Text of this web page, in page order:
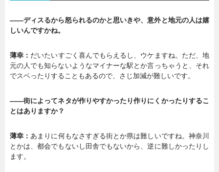
——ディスるから怒られるのかと思いきや、意外と地元の人は嬉
しいんですかね。
薄幸： だいたいすごく喜んでもらえるし、ウケますね。ただ、地
元の人でも知らないようなマイナーな駅とか言っちゃうと、それ
でスベったりすることもあるので、さじ加減が難しいです。
——街によってネタが作りやすかったり作りにくかったりするこ
とはありますか？
薄幸： あまりに何もなさすぎる街とか県は難しいですね。神奈川
とかは、都会でもないし田舎でもないから、逆に難しかったりし
ます。